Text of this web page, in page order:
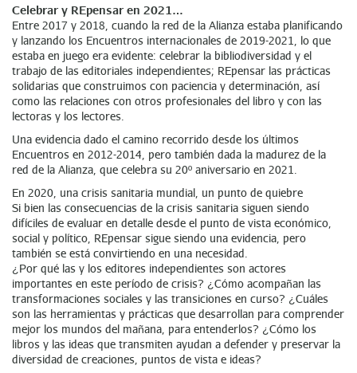
Celebrar y REpensar en 2021…
Entre 2017 y 2018, cuando la red de la Alianza estaba planificando
y lanzando los Encuentros internacionales de 2019-2021, lo que
estaba en juego era evidente: celebrar la bibliodiversidad y el
trabajo de las editoriales independientes; REpensar las prácticas
solidarias que construimos con paciencia y determinación, así
como las relaciones con otros profesionales del libro y con las
lectoras y los lectores.
Una evidencia dado el camino recorrido desde los últimos
Encuentros en 2012-2014, pero también dada la madurez de la
red de la Alianza, que celebra su 20º aniversario en 2021.
En 2020, una crisis sanitaria mundial, un punto de quiebre
Si bien las consecuencias de la crisis sanitaria siguen siendo
difíciles de evaluar en detalle desde el punto de vista económico,
social y político, REpensar sigue siendo una evidencia, pero
también se está convirtiendo en una necesidad.
¿Por qué las y los editores independientes son actores
importantes en este período de crisis? ¿Cómo acompañan las
transformaciones sociales y las transiciones en curso? ¿Cuáles
son las herramientas y prácticas que desarrollan para comprender
mejor los mundos del mañana, para entenderlos? ¿Cómo los
libros y las ideas que transmiten ayudan a defender y preservar la
diversidad de creaciones, puntos de vista e ideas?